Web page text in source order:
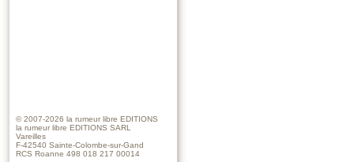
© 2007-2026 la rumeur libre EDITIONS
la rumeur libre EDITIONS SARL
Vareilles
F-42540 Sainte-Colombe-sur-Gand
RCS Roanne 498 018 217 00014